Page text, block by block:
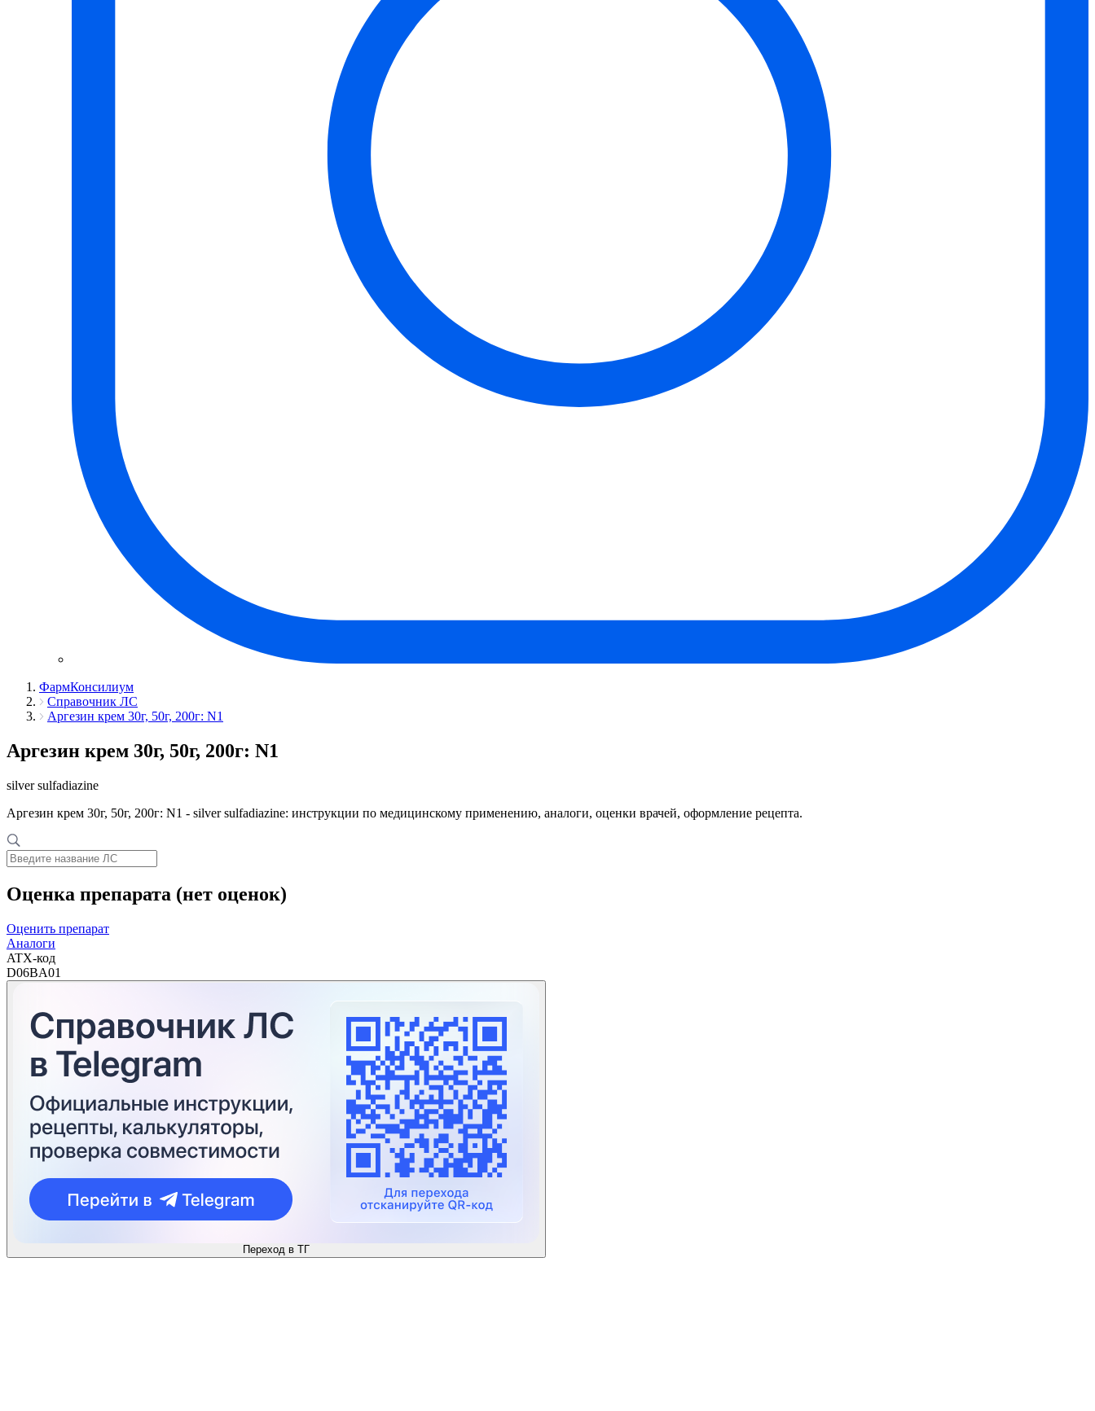
ФармКонсилиум
Справочник ЛС
Аргезин крем 30г, 50г, 200г: N1
Аргезин крем 30г, 50г, 200г: N1
silver sulfadiazine
Аргезин крем 30г, 50г, 200г: N1 - silver sulfadiazine: инструкции по медицинскому применению, аналоги, оценки врачей, оформление рецепта.
Оценка препарата (нет оценок)
Оценить препарат
Аналоги
ATX-код
D06BA01
Переход в ТГ